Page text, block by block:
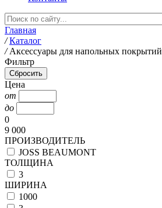
Главная
/ Каталог
/ Аксессуары для напольных покрытий
Фильтр
Цена
от
до
0
9 000
ПРОИЗВОДИТЕЛЬ
JOSS BEAUMONT
ТОЛЩИНА
3
ШИРИНА
1000